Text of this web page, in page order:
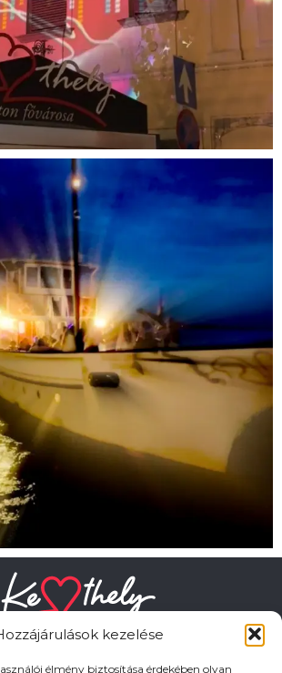
kezelése
élmény biztosítása érdekében olyan